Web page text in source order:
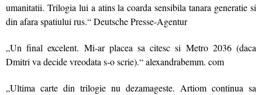
umanitatii. Trilogia lui a atins la coarda sensibila tanara generatie si
din afara spatiului rus.“ Deutsche Presse‑Agentur
„Un final excelent. Mi‑ar placea sa citesc si Metro 2036 (daca
Dmitri va decide vreodata s‑o scrie).“ alexandrabemm. com
„Ultima carte din trilogie nu dezamageste. Artiom continua sa